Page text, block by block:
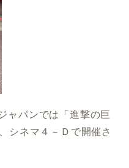
ャパンでは「進撃の巨
シネマ４－Ｄで開催さ